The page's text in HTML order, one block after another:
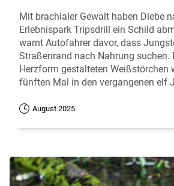
Mit brachialer Gewalt haben Diebe
Erlebnispark Tripsdrill ein Schild
warnt Autofahrer davor, dass
Straßenrand nach Nahrung suchen.
Herzform gestalteten Weißstörchen
fünften Mal in den vergangenen elf
August 2025